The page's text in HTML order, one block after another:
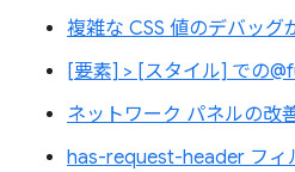
複雑な CSS 値のデバッグ
[要素] > [スタイル] での
ネットワーク パネルの改
has-request-header フィ